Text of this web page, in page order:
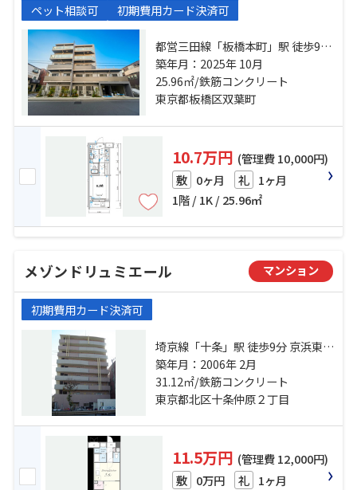
ペット相談可 初期費用カード決済可
都営三田線「板橋本町」駅 徒歩9分
東武東上線「中板橋」駅 徒歩10分
東武東上線「ときわ台」駅 徒歩14
分
築年月：2025年 10月
25.96㎡/鉄筋コンクリート
東京都板橋区双葉町
10.7万円 (管理費 10,000円)
敷 0ヶ月 礼 1ヶ月
1階 / 1K / 25.96㎡
メゾンドリュミエール マンション
初期費用カード決済可
埼京線「十条」駅 徒歩9分 京浜東北
線「東十条」駅 徒歩8分 都営三田線
「板橋本町」駅 徒歩18分
築年月：2006年 2月
31.12㎡/鉄筋コンクリート
東京都北区十条仲原２丁目
11.5万円 (管理費 12,000円)
敷 0万円 礼 1ヶ月